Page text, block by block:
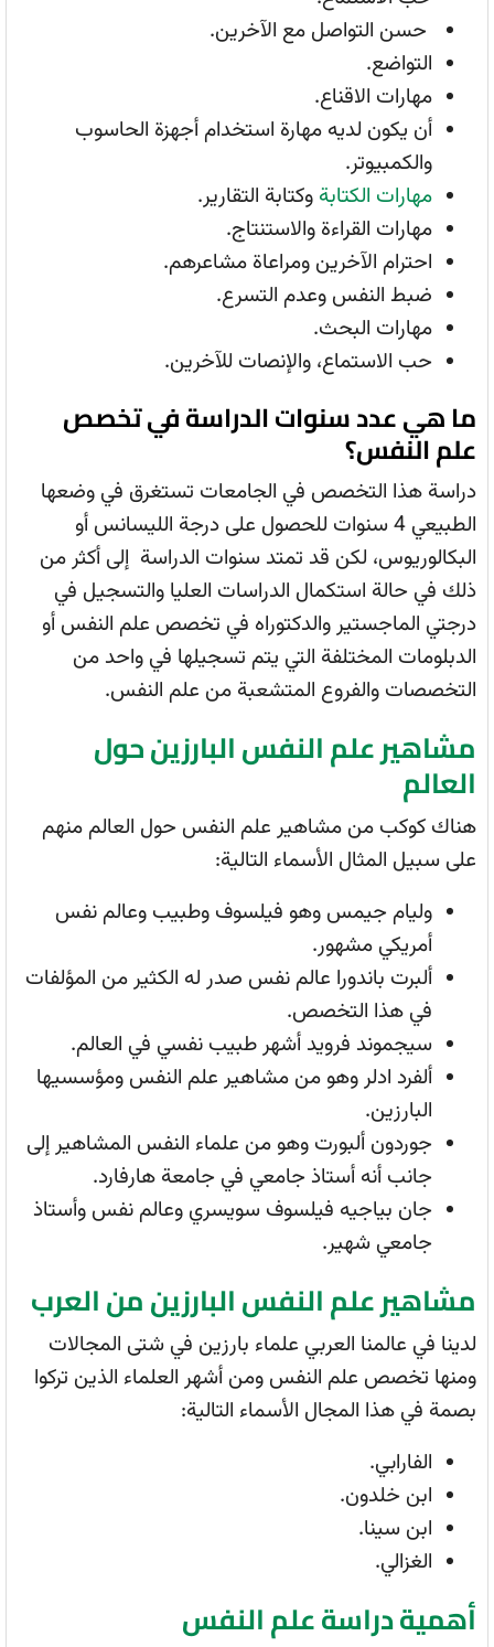
حسن التواصل مع الآخرين.
التواضع.
مهارات الاقناع.
أن يكون لديه مهارة استخدام أجهزة الحاسوب
والكمبيوتر.
مهارات الكتابة وكتابة التقارير.
مهارات القراءة والاستنتاج.
احترام الآخرين ومراعاة مشاعرهم.
ضبط النفس وعدم التسرع.
مهارات البحث.
حب الاستماع، والإنصات للآخرين.
ما هي عدد سنوات الدراسة في تخصص
علم النفس؟
دراسة هذا التخصص في الجامعات تستغرق في وضعها
الطبيعي 4 سنوات للحصول على درجة الليسانس أو
البكالوريوس، لكن قد تمتد سنوات الدراسة إلى أكثر من
ذلك في حالة استكمال الدراسات العليا والتسجيل في
درجتي الماجستير والدكتوراه في تخصص علم النفس أو
الدبلومات المختلفة التي يتم تسجيلها في واحد من
التخصصات والفروع المتشعبة من علم النفس.
مشاهير علم النفس البارزين حول
العالم
هناك كوكب من مشاهير علم النفس حول العالم منهم
على سبيل المثال الأسماء التالية:
وليام جيمس وهو فيلسوف وطبيب وعالم نفس
أمريكي مشهور.
ألبرت باندورا عالم نفس صدر له الكثير من المؤلفات
في هذا التخصص.
سيجموند فرويد أشهر طبيب نفسي في العالم.
ألفرد ادلر وهو من مشاهير علم النفس ومؤسسيها
البارزين.
جوردون ألبورت وهو من علماء النفس المشاهير إلى
جانب أنه أستاذ جامعي في جامعة هارفارد.
جان بياجيه فيلسوف سويسري وعالم نفس وأستاذ
جامعي شهير.
مشاهير علم النفس البارزين من العرب
لدينا في عالمنا العربي علماء بارزين في شتى المجالات
ومنها تخصص علم النفس ومن أشهر العلماء الذين تركوا
بصمة في هذا المجال الأسماء التالية:
الفارابي.
ابن خلدون.
ابن سينا.
الغزالي.
أهمية دراسة علم النفس